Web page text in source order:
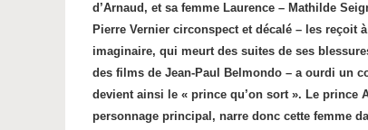
d’Arnaud, et sa femme Laurence – Mathilde
Pierre Vernier circonspect et décalé – les reçoit
imaginaire, qui meurt des suites de ses
des films de Jean-Paul Belmondo – a ourdi un
devient ainsi le « prince qu’on sort ». Le prince
personnage principal, narre donc cette femme